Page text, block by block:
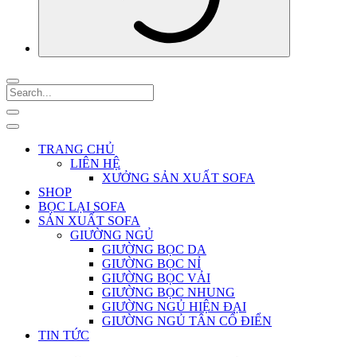
TRANG CHỦ
LIÊN HỆ
XƯỞNG SẢN XUẤT SOFA
SHOP
BỌC LẠI SOFA
SẢN XUẤT SOFA
GIƯỜNG NGỦ
GIƯỜNG BỌC DA
GIƯỜNG BỌC NỈ
GIƯỜNG BỌC VẢI
GIƯỜNG BỌC NHUNG
GIƯỜNG NGỦ HIỆN ĐẠI
GIƯỜNG NGỦ TÂN CỔ ĐIỂN
TIN TỨC